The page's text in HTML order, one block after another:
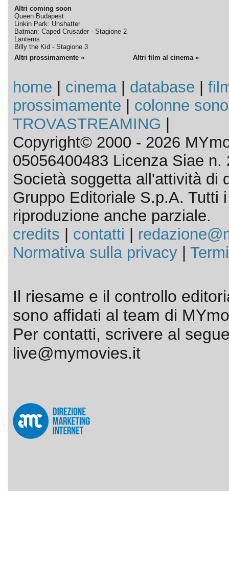
Altri coming soon
Queen Budapest
Linkin Park: Unshatter
Batman: Caped Crusader - Stagione 2
Lanterns
Billy the Kid - Stagione 3
Altri prossimamente » Altri film al cinema »
home cinema| database
prossimamente
colonne
TROVASTREAMING
Copyright© 2000 - 2026
05056400483 Licenza Siae n.
Società soggetta all'attività di
Gruppo Editoriale S.p.A. Tutti
riproduzione anche parziale.
credits
contatti
Normativa sulla privacy|
Il riesame e il controllo
sono affidati al team di
Per contatti, scrivere al
live@mymovies.it